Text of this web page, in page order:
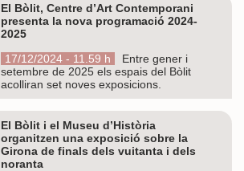
El Bòlit, Centre d’Art Contemporani
presenta la nova programació 2024-
2025
17/12/2024 - 11.59 h
Entre gener i
setembre de 2025 els espais del Bòlit
acolliran set noves exposicions.
El Bòlit i el Museu d’Història
organitzen una exposició sobre la
Girona de finals dels vuitanta i dels
noranta